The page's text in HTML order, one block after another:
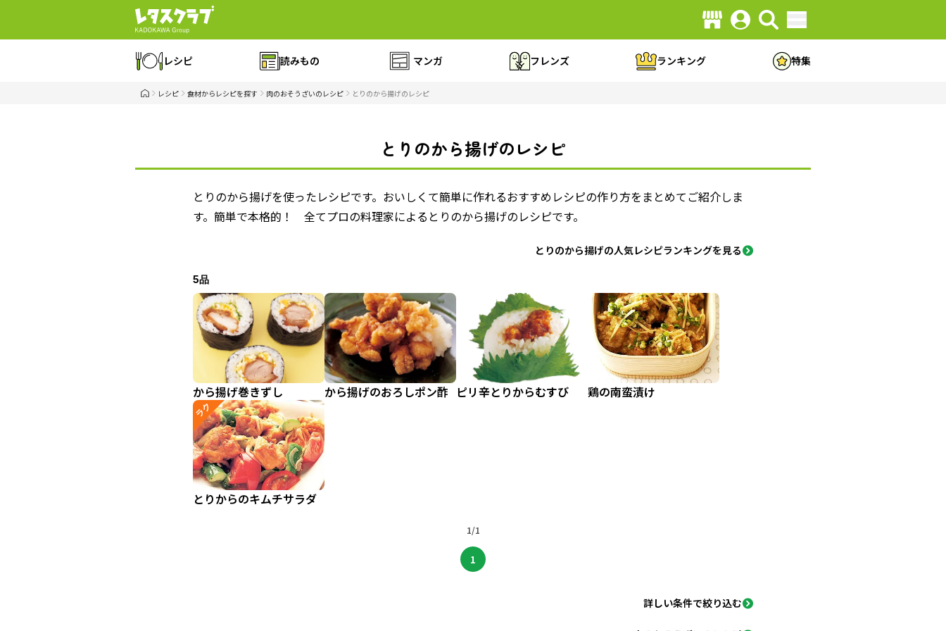
レシピ 読みもの マンガ フレンズ ランキング 特集
レシピ 食材からレシピを探す 肉のおそうざいのレシピ とりのから揚げのレシピ
とりのから揚げのレシピ
とりのから揚げを使ったレシピです。おいしくて簡単に作れるおすすめレシピの作り方をまとめてご紹介しま
す。簡単で本格的！ 全てプロの料理家によるとりのから揚げのレシピです。
とりのから揚げの人気レシピランキングを見る
5品
から揚げ巻きずし から揚げのおろしポン酢 ピリ辛とりからむすび 鶏の南蛮漬け
ラク
とりからのキムチサラダ
1/1
1
詳しい条件で絞り込む